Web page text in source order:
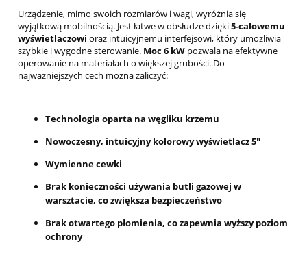
Urządzenie, mimo swoich rozmiarów i wagi, wyróżnia się
wyjątkową mobilnością. Jest łatwe w obsłudze dzięki5-calowemu
wyświetlaczowi oraz intuicyjnemu interfejsowi, który umożliwia
szybkie i wygodne sterowanie. Moc 6 kW pozwala na efektywne
operowanie na materiałach o większej grubości. Do
najważniejszych cech można zaliczyć:
Technologia oparta na węgliku krzemu
Nowoczesny, intuicyjny kolorowy wyświetlacz 5"
Wymienne cewki
Brak konieczności używania butli gazowej w
warsztacie, co zwiększa bezpieczeństwo
Brak otwartego płomienia, co zapewnia wyższy poziom
ochrony